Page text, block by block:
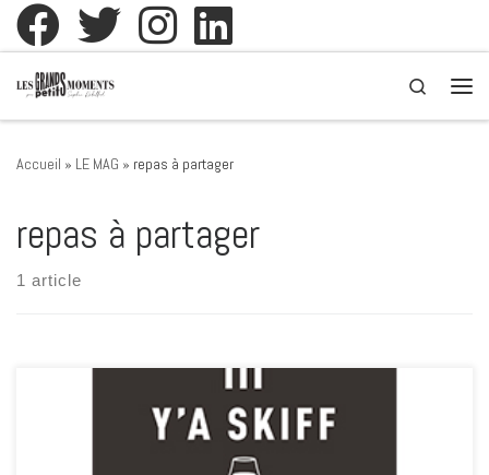
Passer au contenu
Search
Accueil » LE MAG » repas à partager
repas à partager
1 article
Y’A Skiff sur place ou à emporter Séverine et Olivier vous accueillent